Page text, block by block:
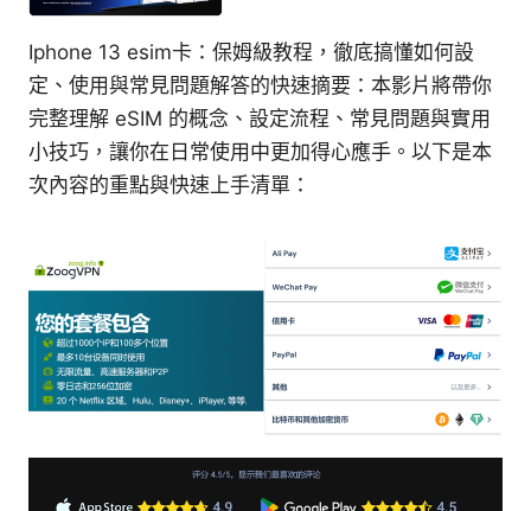
Iphone 13 esim卡：保姆級教程，徹底搞懂如何設
定、使用與常見問題解答的快速摘要：本影片將帶你
完整理解 eSIM 的概念、設定流程、常見問題與實用
小技巧，讓你在日常使用中更加得心應手。以下是本
次內容的重點與快速上手清單：